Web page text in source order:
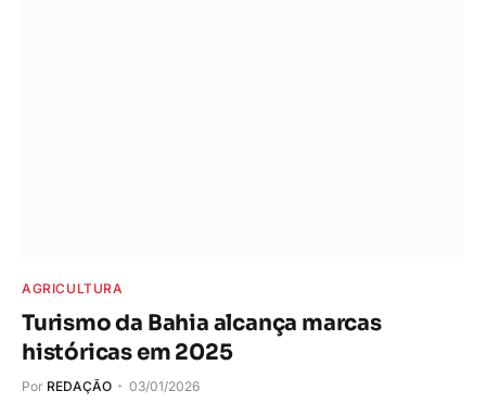
AGRICULTURA
Turismo da Bahia alcança marcas
históricas em 2025
Por REDAÇÃO 03/01/2026